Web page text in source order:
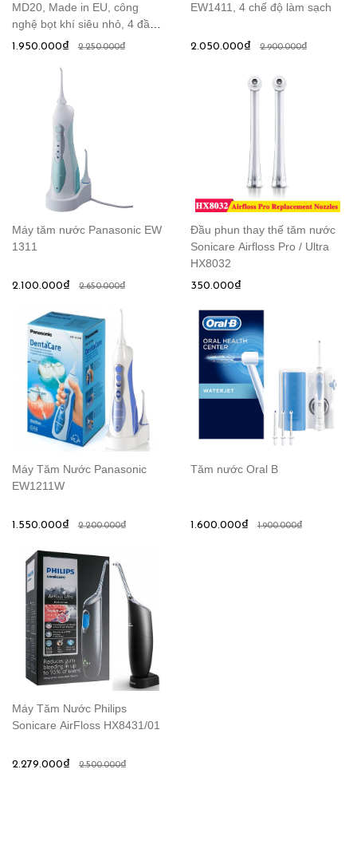
MD20, Made in EU, công
nghệ bọt khí siêu nhỏ, 4 đầu
phun cho cả gia đình
1.950.000₫ 2.250.000₫
EW1411, 4 chế độ làm sạch
2.050.000₫ 2.900.000₫
Máy tăm nước Panasonic EW
1311
2.100.000₫ 2.650.000₫
Đầu phun thay thế tăm nước
Sonicare Airfloss Pro / Ultra
HX8032
350.000₫
Máy Tăm Nước Panasonic
EW1211W
1.550.000₫ 2.200.000₫
Tăm nước Oral B
1.600.000₫ 1.900.000₫
Máy Tăm Nước Philips
Sonicare AirFloss HX8431/01
2.279.000₫ 2.500.000₫